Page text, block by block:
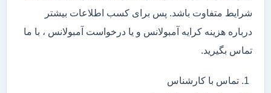
شرایط متفاوت باشد. پس برای کسب اطلاعات بیشتر
درباره هزینه کرایه آمبولانس و یا درخواست آمبولانس ، با ما
تماس بگیرید.
تماس با کارشناس